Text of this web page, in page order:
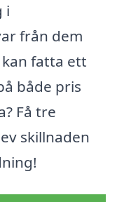
i
från dem
fatta ett
både pris
Få tre
skillnaden